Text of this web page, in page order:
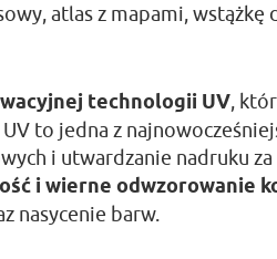
atlas z mapami, wstążkę
technologii UV,
to jedna z
i utwardzanie nadruku
i wierne odwzorowanie
nasycenie barw.